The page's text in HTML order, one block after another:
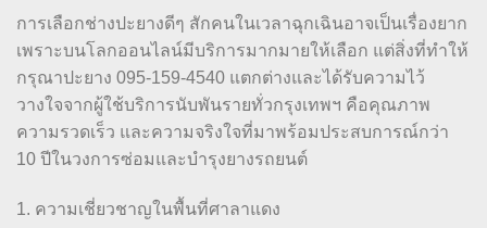
การเลือกช่างปะยางดีๆ สักคนในเวลาฉุกเฉินอาจเป็นเรื่องยาก
เพราะบนโลกออนไลน์มีบริการมากมายให้เลือก แต่สิ่งที่ทำให้
กรุณาปะยาง 095-159-4540 แตกต่างและได้รับความไว้
วางใจจากผู้ใช้บริการนับพันรายทั่วกรุงเทพฯ คือคุณภาพ
ความรวดเร็ว และความจริงใจที่มาพร้อมประสบการณ์กว่า
10 ปีในวงการซ่อมและบำรุงยางรถยนต์
1. ความเชี่ยวชาญในพื้นที่ศาลาแดง